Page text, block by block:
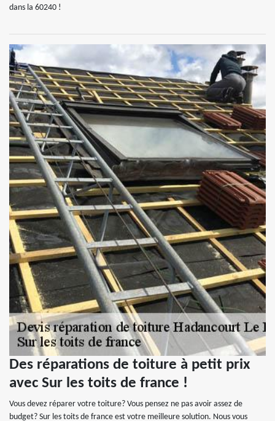
dans la 60240 !
Des réparations de toiture à petit prix
avec Sur les toits de france !
Vous devez réparer votre toiture? Vous pensez ne pas avoir assez de
budget? Sur les toits de france est votre meilleure solution. Nous vous